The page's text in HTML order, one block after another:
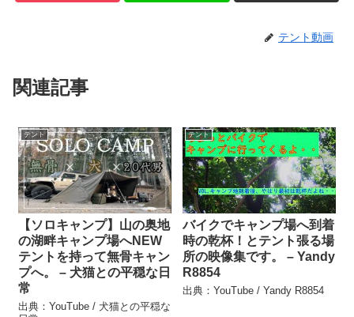
テント動画
関連記事
テント
【ソロキャンプ】山の奥地
の湖畔キャンプ場へNEW
テントを持って無骨キャン
プへ。 – 犬猫との平穏な日
常
出典：YouTube / 犬猫との平穏な
テント
バイクでキャンプ場へ到着
時の乾杯！とテント張る場
所の映像集です。 – Yandy
R8854
出典：YouTube / Yandy R8854